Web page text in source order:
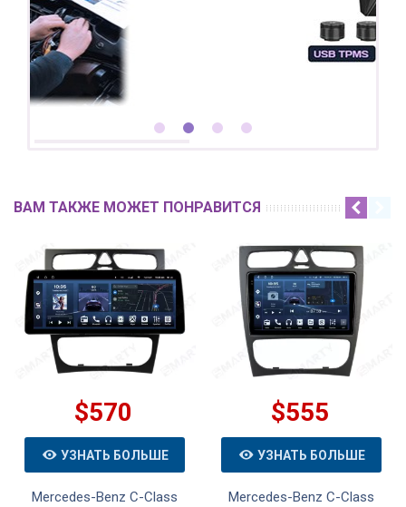
ВАМ ТАКЖЕ МОЖЕТ ПОНРАВИТСЯ
$570
УЗНАТЬ БОЛЬШЕ
Mercedes-Benz C-Class
$555
УЗНАТЬ БОЛЬШЕ
Mercedes-Benz C-Class